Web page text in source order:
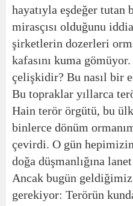
hayatıyla eşdeğer
mirasçısı olduğunu
şirketlerin dozerleri
kafasını kuma
çelişkidir? Bu nasıl bir
Bu topraklar yıllarca
Hain terör örgütü, bu
binlerce dönüm
çevirdi. O gün
doğa düşmanlığına
Ancak bugün
gerekiyor: Terörün